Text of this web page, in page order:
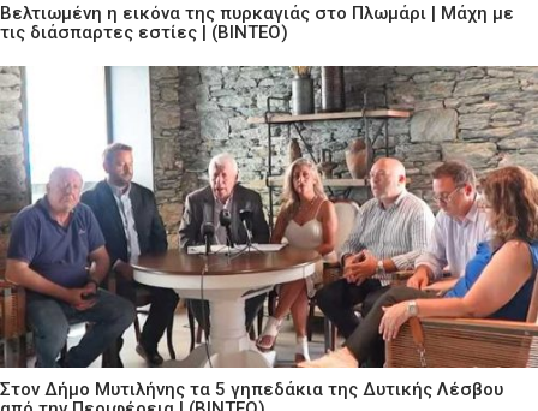
Βελτιωμένη η εικόνα της πυρκαγιάς στο Πλωμάρι | Μάχη με
τις διάσπαρτες εστίες | (ΒΙΝΤΕΟ)
Στον Δήμο Μυτιλήνης τα 5 γηπεδάκια της Δυτικής Λέσβου